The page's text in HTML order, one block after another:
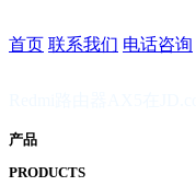
首页 联系我们 电话咨询
产品
PRODUCTS